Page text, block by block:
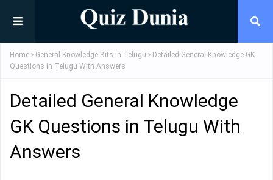
Home General Knowledge Bits in Telugu
Detailed General Knowledge GK
Questions in Telugu With Answers
Detailed General Knowledge
GK Questions in Telugu With
Answers